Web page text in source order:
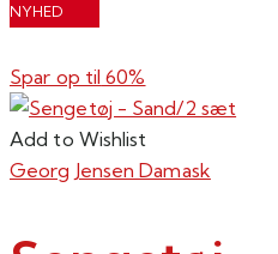
NYHED
Spar op til 60%
Add to Wishlist
Georg Jensen Damask